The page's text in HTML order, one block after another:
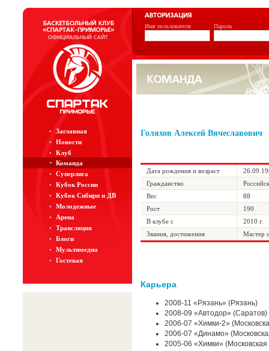
Имя пользователя Пароль
Заглавная
Новости
Клуб
Команда
Суперлига
Кубок России
Кубок Сибири и ДВ
Молодежные
Арена
Трансляция
Блоги
Мультимедиа
Гостевая
Голяхов Алексей Вячеславович
Дата рождения и возраст
Гражданство
Вес
88
Рост
190
В клубе с
2010 г.
Звания, достижения
Мастер
Карьера
2008-11 «Рязань» (Рязань)
2008-09 «Автодор» (Саратов)
2006-07 «Химки-2»
2006-07 «Динамо»
2005-06 «Химки» (Московская